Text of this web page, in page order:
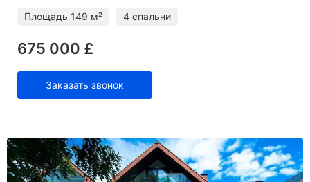
Площадь 149 м² 4 спальни
675 000 £
Заказать звонок